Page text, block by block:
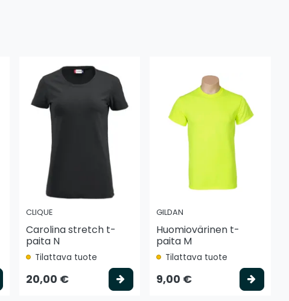
Valitse vaihtoehto
CLIQUE
Carolina stretch t-
paita N
Tilattava tuote
20,00 € Valitse vaihtoehto
GILDAN
Huomiovärinen t-
paita M
Tilattava tuote
9,00 €